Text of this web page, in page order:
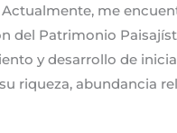
me
del Patrimonio
y desarrollo de
riqueza, abundancia